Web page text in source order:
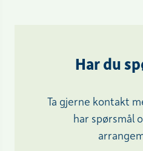
Har du
Ta gjerne kontakt
har spørsmål